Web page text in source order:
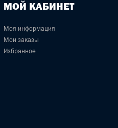
МОЙ КАБИНЕТ
Моя информация
Мои заказы
Избранное